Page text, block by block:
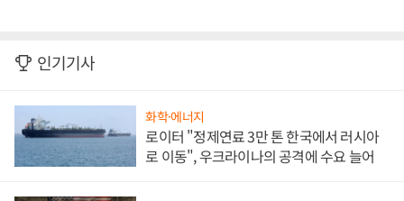
인기기사
화학·에너지
로이터 "정제연료 3만 톤 한국에서 러시아
로 이동", 우크라이나의 공격에 수요 늘어